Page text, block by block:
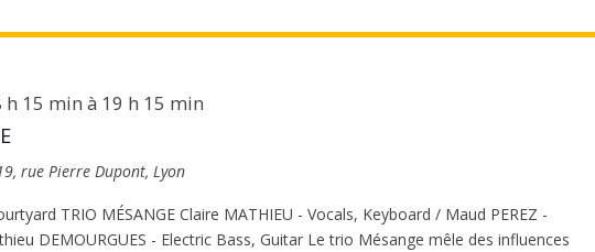
h 15 min à 19 h 15 min
rue Pierre Dupont, Lyon
TRIO MÉSANGE Claire MATHIEU - Vocals, Keyboard / Maud PEREZ -
DEMOURGUES - Electric Bass, Guitar Le trio Mésange mêle des influences